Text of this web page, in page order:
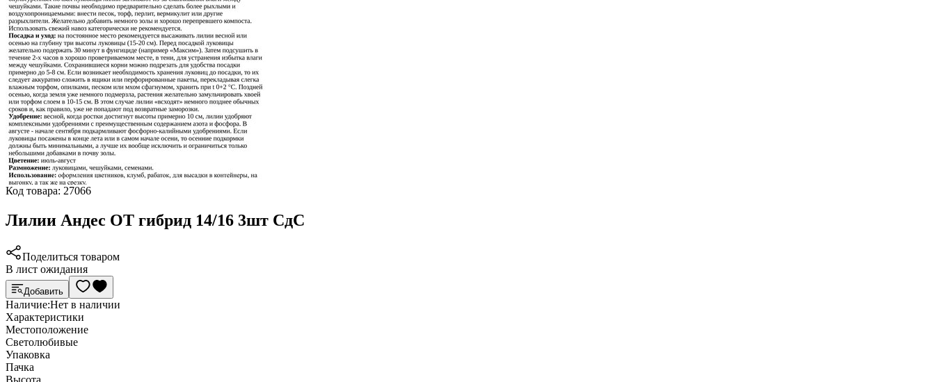
Код товара: 27066
Лилии Андес OT гибрид 14/16 3шт СдС
Поделиться товаром
В лист ожидания
Добавить
Наличие:Нет в наличии
Характеристики
Местоположение
Светолюбивые
Упаковка
Пачка